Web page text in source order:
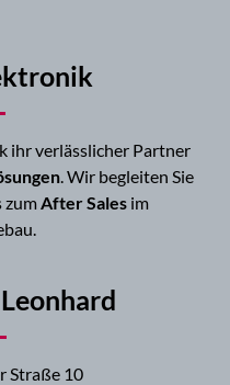
ihr verlässlicher Partner
. Wir begleiten Sie
zum After Sales im
Straße 10